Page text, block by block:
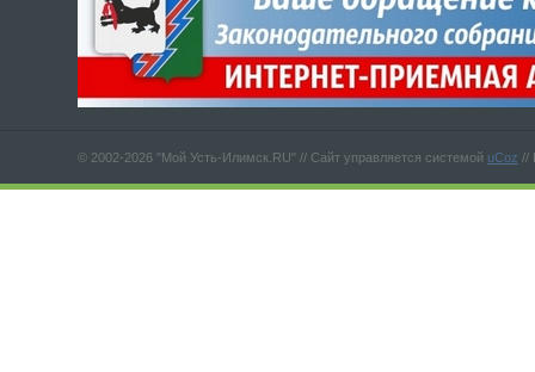
© 2002-2026 "Мой Усть-Илимск.RU" // Сайт управляется системой uCoz //